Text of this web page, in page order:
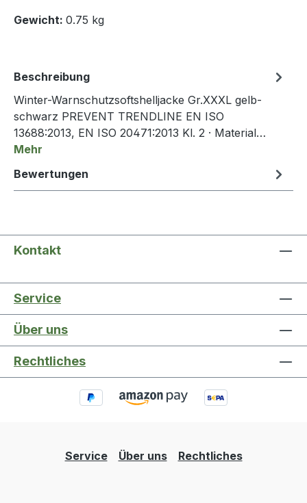
Gewicht: 0.75 kg
Beschreibung
Winter-Warnschutzsoftshelljacke Gr.XXXL gelb-
schwarz PREVENT TRENDLINE EN ISO
13688:2013, EN ISO 20471:2013 Kl. 2 · Material…
Mehr
Bewertungen
Kontakt
Service
Über uns
Rechtliches
Service Über uns Rechtliches